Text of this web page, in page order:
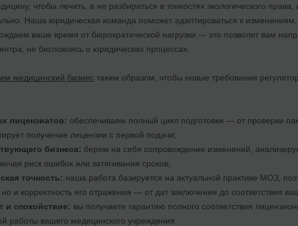
чтобы лечить, а не разбираться в тонкостях экологического
Наша юридическая команда поможет адаптироваться к
ваше время от бюрократической нагрузки — это позволит вам
не беспокоясь о юридических процессах.
медицинский бизнес таким образом, чтобы новые требования
лицензиатов: обеспечиваем полный цикл подготовки — от проверки
получение лицензии с первой подачи;
бизнеса: берем на себя сопровождение изменений,
риск ошибок или затягивания сроков;
точность: наша работа базируется на актуальной практике МОЗ,
но и корректность его отражения — от дат заключения до соответствия
и спокойствие: вы получаете гарантию полного соответствия
работы вашего медицинского учреждения.